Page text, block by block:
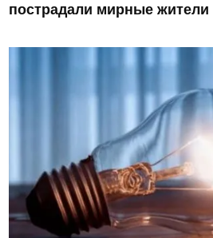
пострадали мирные жители